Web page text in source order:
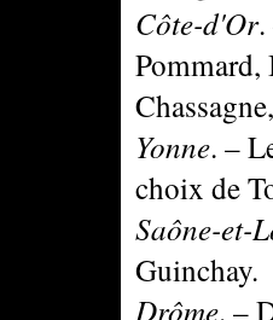
Côte-d'Or.
Pommard,
Yonne. –
choix de
Saône-et-
Guinchay.
Drôme. –